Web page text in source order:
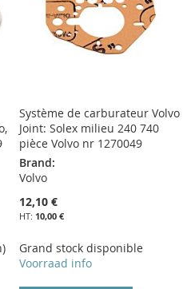
Système de carburateur Volvo
Joint: Solex milieu 240 740
pièce Volvo nr 1270049
Brand:
Volvo
12,10 €
10,00 €
Grand stock disponible
Voorraad info